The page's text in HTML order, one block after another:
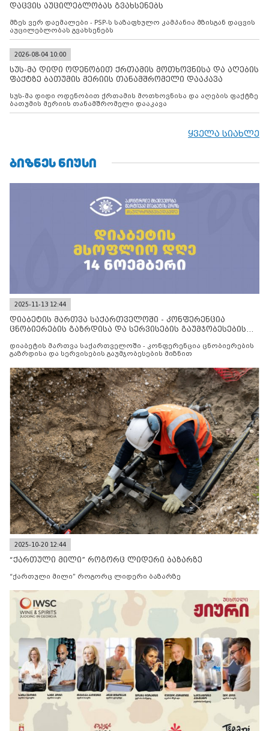
დაცვის აუცილებლობას გვახსენებს
მზეს ვერ დაემალები - PSP-ს საზაფხულო კამპანია მზისგან დაცვის
აუცილებლობას გვახსენებს
2026-08-04 10:00
სუს-მა დიდი ოდენობით ქრთამის მოთხოვნისა და აღების
ფაქტზე ბათუმის მერიის თანამშრომელი დააკავა
სუს-მა დიდი ოდენობით ქრთამის მოთხოვნისა და აღების ფაქტზე
ბათუმის მერიის თანამშრომელი დააკავა
ყველა სიახლე
ᲑᲘᲖᲜᲔᲡ ᲜᲘᲣᲡᲘ
2025-11-13 12:44
დიაბეტის მართვა საქართველოში - კონფერენცია
ცნობიერების გაზრდისა და სერვისების გაუმჯობესების
დიაბეტის მართვა საქართველოში - კონფერენცია ცნობიერების
გაზრდისა და სერვისების გაუმჯობესების მიზნით
2025-10-20 12:44
“ქართული მილი” როგორც ლიდერი ბაზარზე
“ქართული მილი” როგორც ლიდერი ბაზარზე